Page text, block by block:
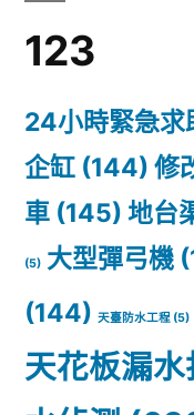
程
123
24小時緊急求
企缸 (144) 修
車 (145) 地台
(5) 大型彈弓機
(144) 天臺防水工程 (5)
天花板漏水